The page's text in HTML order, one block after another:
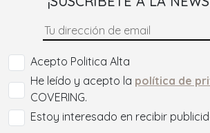
Acepto Politica Alta
He leído y acepto la política de
COVERING.
Estoy interesado en recibir